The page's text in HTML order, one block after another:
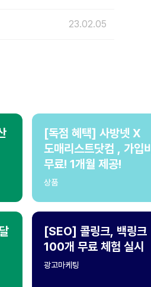
23.02.05
[독점 혜택] 사방넷 X
도매리스트닷컴 , 가입비
무료! 1개월 제공!
상품
[SEO] 콜링크, 백링크
100개 무료 체험 실시
광고마케팅